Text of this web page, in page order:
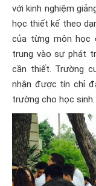
với kinh nghiệm
học thiết kế theo
của từng môn học
trung vào sự phát
cần thiết. Trường
nhận được tín chỉ
trường cho học sinh.